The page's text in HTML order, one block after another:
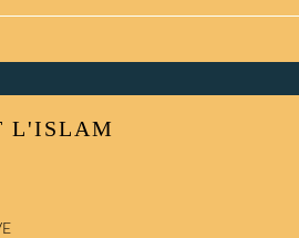
L'ISLAM